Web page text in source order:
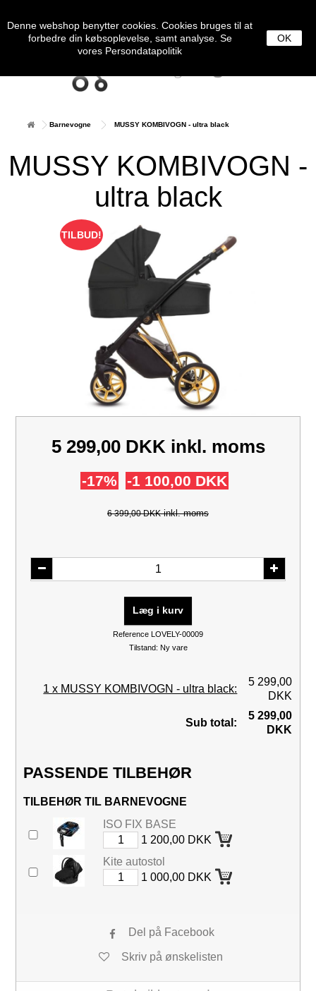
Barnevogne MUSSY KOMBIVOGN - ultra black
MUSSY KOMBIVOGN -
ultra black
TILBUD!
5 299,00 DKKinkl. moms
-17% -1 100,00 DKK
6 399,00 DKKinkl. moms
Læg i kurv
Reference LOVELY-00009
Tilstand: Ny vare
1 x MUSSY KOMBIVOGN - ultra black:
5 299,00
DKK
Sub total:
5 299,00
DKK
PASSENDE TILBEHØR
TILBEHØR TIL BARNEVOGNE
ISO FIX BASE
1 200,00 DKK
Kite autostol
1 000,00 DKK
Del på Facebook
Skriv på ønskelisten
Denne webshop benytter cookies. Cookies bruges til at
forbedre din købsoplevelse, samt analyse. Se
vores Persondatapolitik
OK